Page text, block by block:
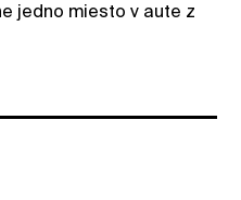
jedno miesto v aute z